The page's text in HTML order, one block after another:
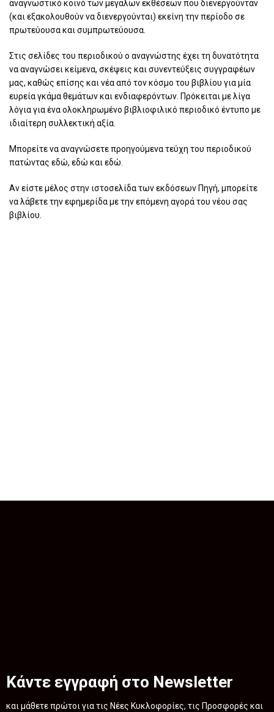
αναγνωστικό κοινό των μεγάλων εκθέσεων που διενεργούνταν
(και εξακολουθούν να διενεργούνται) εκείνη την περίοδο σε
πρωτεύουσα και συμπρωτεύουσα.
Στις σελίδες του περιοδικού ο αναγνώστης έχει τη δυνατότητα
να αναγνώσει κείμενα, σκέψεις και συνεντεύξεις συγγραφέων
μας, καθώς επίσης και νέα από τον κόσμο του βιβλίου για μία
ευρεία γκάμα θεμάτων και ενδιαφερόντων. Πρόκειται με λίγα
λόγια για ένα ολοκληρωμένο βιβλιοφιλικό περιοδικό έντυπο με
ιδιαίτερη συλλεκτική αξία.
Μπορείτε να αναγνώσετε προηγούμενα τεύχη του περιοδικού
πατώντας εδώ, εδώ και εδώ.
Αν είστε μέλος στην ιστοσελίδα των εκδόσεων Πηγή, μπορείτε
να λάβετε την εφημερίδα με την επόμενη αγορά του νέου σας
βιβλίου.
Κάντε εγγραφή στο Newsletter
και μάθετε πρώτοι για τις Νέες Κυκλοφορίες, τις Προσφορές και